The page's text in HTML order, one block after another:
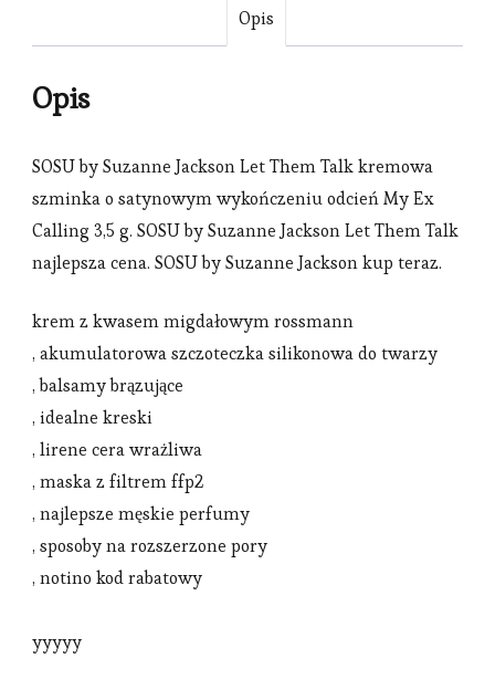
Opis
Opis
SOSU by Suzanne Jackson Let Them Talk kremowa
szminka o satynowym wykończeniu odcień My Ex
Calling 3,5 g. SOSU by Suzanne Jackson Let Them Talk
najlepsza cena. SOSU by Suzanne Jackson kup teraz.
krem z kwasem migdałowym rossmann
, akumulatorowa szczoteczka silikonowa do twarzy
, balsamy brązujące
, idealne kreski
, lirene cera wrażliwa
, maska z filtrem ffp2
, najlepsze męskie perfumy
, sposoby na rozszerzone pory
, notino kod rabatowy
yyyyy